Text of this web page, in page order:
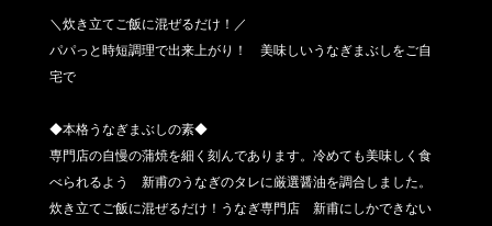
袋
入
宅
使
い
用
＼炊き立てご飯に混ぜるだけ！／
パパっと時短調理で出来上がり！ 美味しいうなぎまぶしをご自
宅で
◆本格うなぎまぶしの素◆
専門店の自慢の蒲焼を細く刻んであります。冷めても美味しく食
べられるよう 新甫のうなぎのタレに厳選醤油を調合しました。
炊き立てご飯に混ぜるだけ！うなぎ専門店 新甫にしかできない